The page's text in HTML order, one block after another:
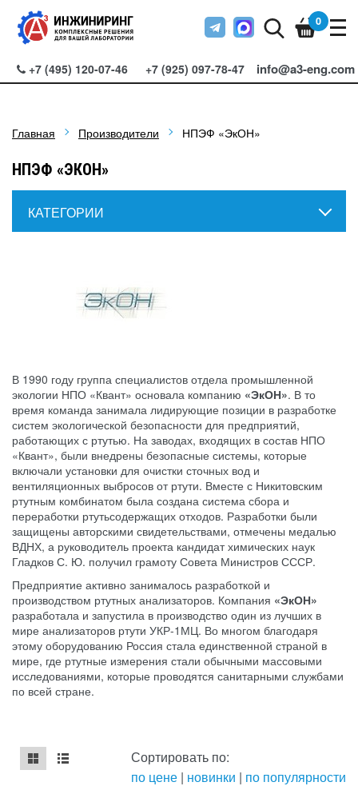
+7 (495) 120-07-46 +7 (925) 097-78-47 info@a3-eng.com
0
Главная Производители НПЭФ «ЭкОН»
НПЭФ «ЭКОН»
КАТЕГОРИИ
В 1990 году группа специалистов отдела промышленной
экологии НПО «Квант» основала компанию «ЭкОН». В то
время команда занимала лидирующие позиции в разработке
систем экологической безопасности для предприятий,
работающих с ртутью. На заводах, входящих в состав НПО
«Квант», были внедрены безопасные системы, которые
включали установки для очистки сточных вод и
вентиляционных выбросов от ртути. Вместе с Никитовским
ртутным комбинатом была создана система сбора и
переработки ртутьсодержащих отходов. Разработки были
защищены авторскими свидетельствами, отмечены медалью
ВДНХ, а руководитель проекта кандидат химических наук
Гладков С. Ю. получил грамоту Совета Министров СССР.
Предприятие активно занималось разработкой и
производством ртутных анализаторов. Компания «ЭкОН»
разработала и запустила в производство один из лучших в
мире анализаторов ртути УКР-1МЦ. Во многом благодаря
этому оборудованию Россия стала единственной страной в
мире, где ртутные измерения стали обычными массовыми
исследованиями, которые проводятся санитарными службами
по всей стране.
mse2_chunk_default
mse2_chunk_alternate
Сортировать по:
по цене | новинки | по популярности